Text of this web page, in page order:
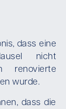
dass eine
nicht
renovierte
wurde.
dass die